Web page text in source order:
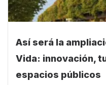
Así será la
espacios públicos